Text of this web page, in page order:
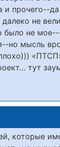
и прочего--
не
было не
но мысль
тут
которые